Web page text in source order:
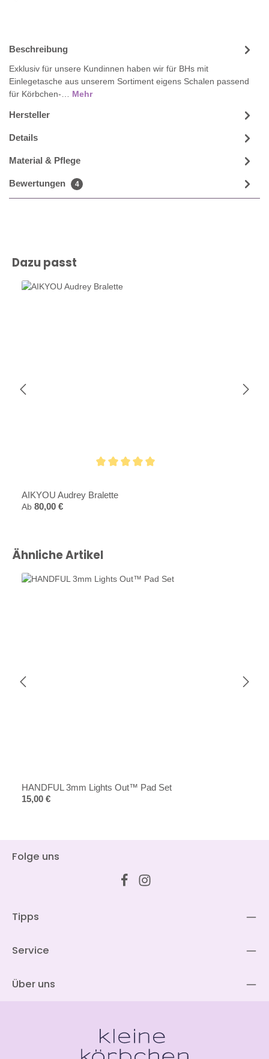
Beschreibung
Exklusiv für unsere Kundinnen haben wir für BHs mit
Einlegetasche aus unserem Sortiment eigens Schalen passend
für Körbchen-… Mehr
Hersteller
Details
Material & Pflege
Bewertungen 4
Produktgalerie überspringen
Dazu passt
AIKYOU Audrey Bralette
Regulärer Preis:
Ab 80,00 €
Produktgalerie überspringen
Ähnliche Artikel
HANDFUL 3mm Lights Out™ Pad Set
Regulärer Preis:
15,00 €
Folge uns
Tipps
Service
Über uns